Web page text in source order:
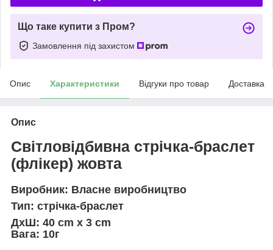
Що таке купити з Пром?
Замовлення під захистом
Опис Характеристики Відгуки про товар Доставка
Опис
Світловідбивна стрічка-браслет
(флікер) жовта
Виробник: Власне виробництво
Тип: стрічка-браслет
ДхШ: 40 cm x 3 cm
Вага: 10г